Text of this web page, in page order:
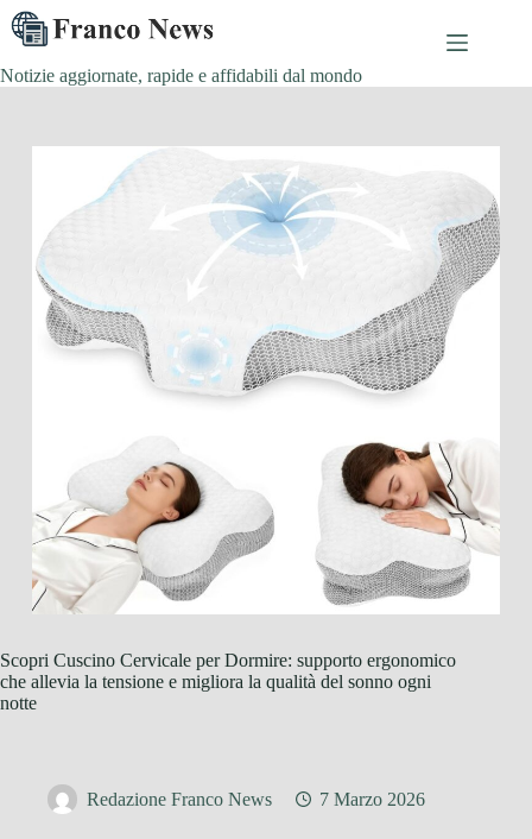
Salta
al
contenuto
Notizie aggiornate, rapide e affidabili dal mondo
Scopri Cuscino Cervicale per Dormire: supporto ergonomico
che allevia la tensione e migliora la qualità del sonno ogni
notte
Redazione Franco News 7 Marzo 2026